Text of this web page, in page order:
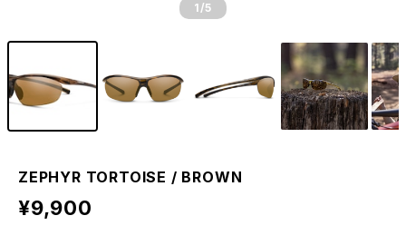
1 /5
ZEPHYR TORTOISE / BROWN
¥9,900